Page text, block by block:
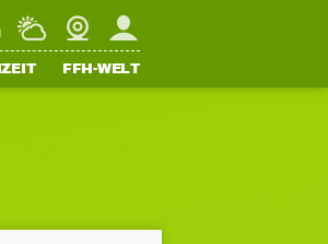
WetterWebcamMein FFH
FFH-WELT